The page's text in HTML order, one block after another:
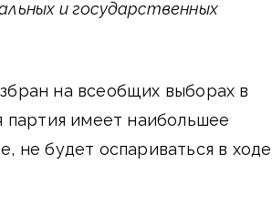
и государственных
на всеобщих выборах в
партия имеет наибольшее
не будет оспариваться в ходе